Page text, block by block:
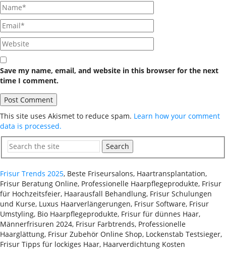
Save my name, email, and website in this browser for the next
time I comment.
This site uses Akismet to reduce spam. Learn how your comment
data is processed.
Search
Frisur Trends 2025, Beste Friseursalons, Haartransplantation,
Frisur Beratung Online, Professionelle Haarpflegeprodukte, Frisur
für Hochzeitsfeier, Haarausfall Behandlung, Frisur Schulungen
und Kurse, Luxus Haarverlängerungen, Frisur Software, Frisur
Umstyling, Bio Haarpflegeprodukte, Frisur für dünnes Haar,
Männerfrisuren 2024, Frisur Farbtrends, Professionelle
Haarglättung, Frisur Zubehör Online Shop, Lockenstab Testsieger,
Frisur Tipps für lockiges Haar, Haarverdichtung Kosten